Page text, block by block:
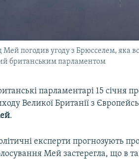
Мей погодив угоду з Брюсселем, яка
британським парламентом
парламентарі 15 січня
Великої Британії з
.
експерти прогнозують
Мей застерегла, що в